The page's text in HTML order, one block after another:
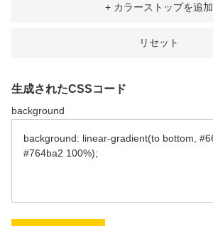
+ カラーストップを追加
リセット
生成されたCSSコード
background